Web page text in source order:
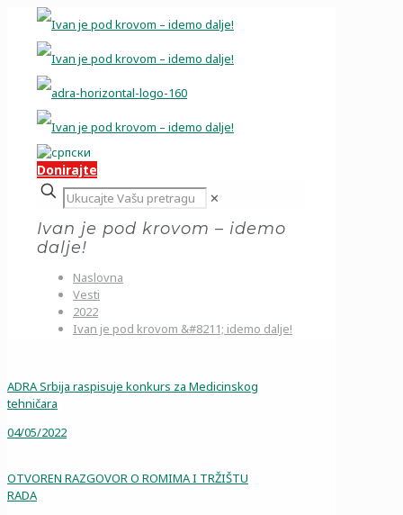
Donirajte
✕
Ivan je pod krovom – idemo
dalje!
Naslovna
Vesti
2022
Ivan je pod krovom &#8211; idemo dalje!
ADRA Srbija raspisuje konkurs za Medicinskog
tehničara
04/05/2022
OTVOREN RAZGOVOR O ROMIMA I TRŽIŠTU
RADA